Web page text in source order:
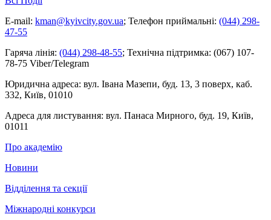
E-mail: kman@kyivcity.gov.ua; Телефон приймальні: (044) 298-
47-55
Гаряча лінія: (044) 298-48-55; Технічна підтримка: (067) 107-
78-75 Viber/Telegram
Юридична адреса: вул. Івана Мазепи, буд. 13, 3 поверх, каб.
332, Київ, 01010
Адреса для листування: вул. Панаса Мирного, буд. 19, Київ,
01011
Про академію
Новини
Відділення та секції
Міжнародні конкурси